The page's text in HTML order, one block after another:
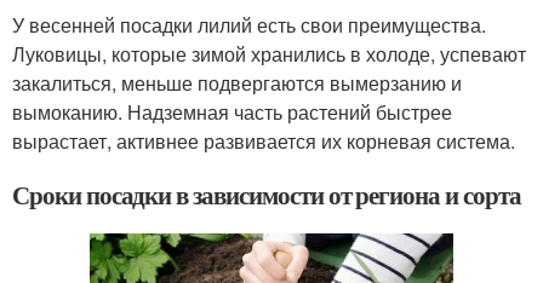
У весенней посадки лилий есть свои преимущества.
Луковицы, которые зимой хранились в холоде, успевают
закалиться, меньше подвергаются вымерзанию и
вымоканию. Надземная часть растений быстрее
вырастает, активнее развивается их корневая система.
Сроки посадки в зависимости от региона и сорта